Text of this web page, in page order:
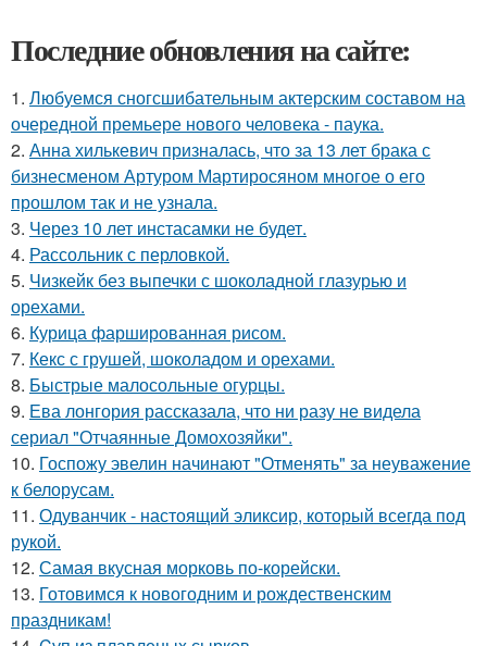
Последние обновления на сайте:
1. Любуемся сногсшибательным актерским составом на
очередной премьере нового человека - паука.
2. Анна хилькевич призналась, что за 13 лет брака с
бизнесменом Артуром Мартиросяном многое о его
прошлом так и не узнала.
3. Через 10 лет инстасамки не будет.
4. Рассольник с перловкой.
5. Чизкейк без выпечки с шоколадной глазурью и
орехами.
6. Курица фаршированная рисом.
7. Кекс с грушей, шоколадом и орехами.
8. Быстрые малосольные огурцы.
9. Ева лонгория рассказала, что ни разу не видела
сериал "Отчаянные Домохозяйки".
10. Госпожу эвелин начинают "Отменять" за неуважение
к белорусам.
11. Одуванчик - настоящий эликсир, который всегда под
рукой.
12. Самая вкусная морковь по-корейски.
13. Готовимся к новогодним и рождественским
праздникам!